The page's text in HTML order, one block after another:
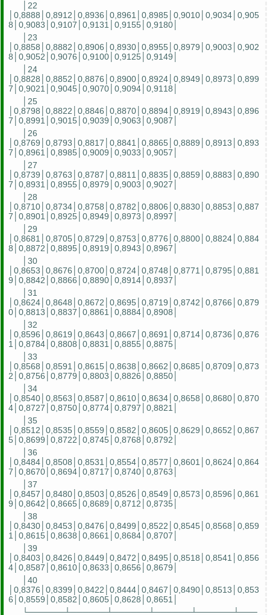
│22
│0,8888│0,8912│0,8936│0,8961│0,8985│0,9010│0,9034│0,905
8│0,9083│0,9107│0,9131│0,9155│0,9180│
│23
│0,8858│0,8882│0,8906│0,8930│0,8955│0,8979│0,9003│0,902
8│0,9052│0,9076│0,9100│0,9125│0,9149│
│24
│0,8828│0,8852│0,8876│0,8900│0,8924│0,8949│0,8973│0,899
7│0,9021│0,9045│0,9070│0,9094│0,9118│
│25
│0,8798│0,8822│0,8846│0,8870│0,8894│0,8919│0,8943│0,896
7│0,8991│0,9015│0,9039│0,9063│0,9087│
│26
│0,8769│0,8793│0,8817│0,8841│0,8865│0,8889│0,8913│0,893
7│0,8961│0,8985│0,9009│0,9033│0,9057│
│27
│0,8739│0,8763│0,8787│0,8811│0,8835│0,8859│0,8883│0,890
7│0,8931│0,8955│0,8979│0,9003│0,9027│
│28
│0,8710│0,8734│0,8758│0,8782│0,8806│0,8830│0,8853│0,887
7│0,8901│0,8925│0,8949│0,8973│0,8997│
│29
│0,8681│0,8705│0,8729│0,8753│0,8776│0,8800│0,8824│0,884
8│0,8872│0,8895│0,8919│0,8943│0,8967│
│30
│0,8653│0,8676│0,8700│0,8724│0,8748│0,8771│0,8795│0,881
9│0,8842│0,8866│0,8890│0,8914│0,8937│
│31
│0,8624│0,8648│0,8672│0,8695│0,8719│0,8742│0,8766│0,879
0│0,8813│0,8837│0,8861│0,8884│0,8908│
│32
│0,8596│0,8619│0,8643│0,8667│0,8691│0,8714│0,8736│0,876
1│0,8784│0,8808│0,8831│0,8855│0,8875│
│33
│0,8568│0,8591│0,8615│0,8638│0,8662│0,8685│0,8709│0,873
2│0,8756│0,8779│0,8803│0,8826│0,8850│
│34
│0,8540│0,8563│0,8587│0,8610│0,8634│0,8658│0,8680│0,870
4│0,8727│0,8750│0,8774│0,8797│0,8821│
│35
│0,8512│0,8535│0,8559│0,8582│0,8605│0,8629│0,8652│0,867
5│0,8699│0,8722│0,8745│0,8768│0,8792│
│36
│0,8484│0,8508│0,8531│0,8554│0,8577│0,8601│0,8624│0,864
7│0,8670│0,8694│0,8717│0,8740│0,8763│
│37
│0,8457│0,8480│0,8503│0,8526│0,8549│0,8573│0,8596│0,861
9│0,8642│0,8665│0,8689│0,8712│0,8735│
│38
│0,8430│0,8453│0,8476│0,8499│0,8522│0,8545│0,8568│0,859
1│0,8615│0,8638│0,8661│0,8684│0,8707│
│39
│0,8403│0,8426│0,8449│0,8472│0,8495│0,8518│0,8541│0,856
4│0,8587│0,8610│0,8633│0,8656│0,8679│
│40
│0,8376│0,8399│0,8422│0,8444│0,8467│0,8490│0,8513│0,853
6│0,8559│0,8582│0,8605│0,8628│0,8651│
└──────┴──────┴──────┴──────┴──────┴───